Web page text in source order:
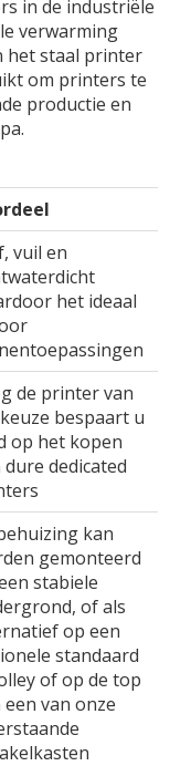
in de industriële
verwarming
het staal printer
om printers te
productie en
vuil en
het ideaal
de printer van
bespaart u
op het kopen
dure dedicated
kan
gemonteerd
stabiele
of als
op een
standaard
of op de top
een van onze